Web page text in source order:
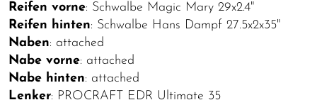
Reifen vorne: Schwalbe Magic Mary 29x2.4"
Reifen hinten: Schwalbe Hans Dampf 27.5x2x35"
Naben: attached
Nabe vorne: attached
Nabe hinten: attached
Lenker: PROCRAFT EDR Ultimate 35